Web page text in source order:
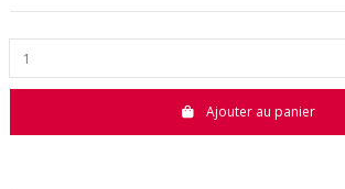
Ajouter au panier